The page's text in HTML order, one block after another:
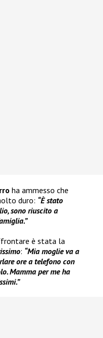
ha ammesso che
duro: “È stato
sono riuscito a
è stata la
: “Mia moglie va a
ore a telefono con
Mamma per me ha